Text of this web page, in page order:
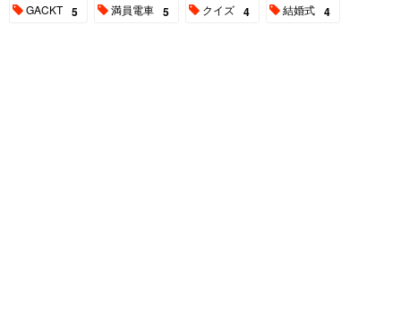
GACKT 5 満員電車 5 クイズ 4 結婚式 4